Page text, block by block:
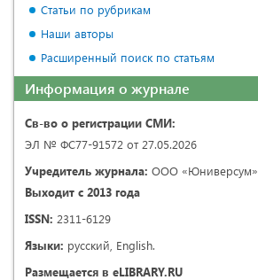
Статьи по рубрикам
Наши авторы
Расширенный поиск по статьям
Информация о журнале
Св-во о регистрации СМИ:
ЭЛ № ФС77-91572 от 27.05.2026
Учредитель журнала: ООО «Юниверсум»
Выходит с 2013 года
ISSN: 2311-6129
Языки: русский, English.
Размещается в eLIBRARY.RU